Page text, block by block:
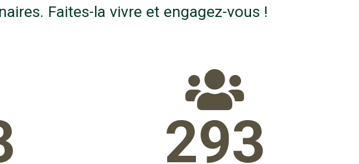
Faites-la vivre et engagez-vous !
293